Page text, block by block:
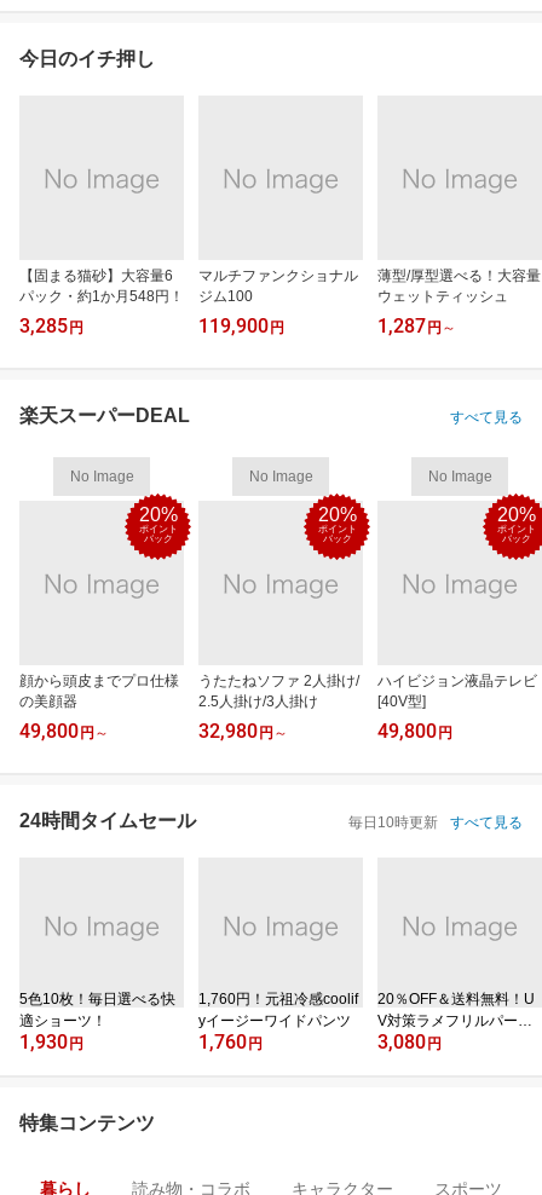
今日のイチ押し
【固まる猫砂】大容量6
パック・約1か月548円！
3,285 円
マルチファンクショナル
ジム100
119,900 円
薄型/厚型選べる！大容量
ウェットティッシュ
1,287 円 ～
楽天スーパーDEAL すべて見る
No Image
20%
ポイント
バック
顔から頭皮までプロ仕様
の美顔器
49,800 円 ～
No Image
20%
ポイント
バック
うたたねソファ 2人掛け/
2.5人掛け/3人掛け
32,980 円 ～
No Image
20%
ポイント
バック
ハイビジョン液晶テレビ
[40V型]
49,800 円
24時間タイムセール 毎日10時更新 すべて見る
5色10枚！毎日選べる快
適ショーツ！
1,930 円
1,760円！元祖冷感coolif
yイージーワイドパンツ
1,760 円
20％OFF＆送料無料！U
V対策ラメフリルパーカ
ー
3,080 円
特集コンテンツ
暮らし 読み物・コラボ キャラクター スポーツ